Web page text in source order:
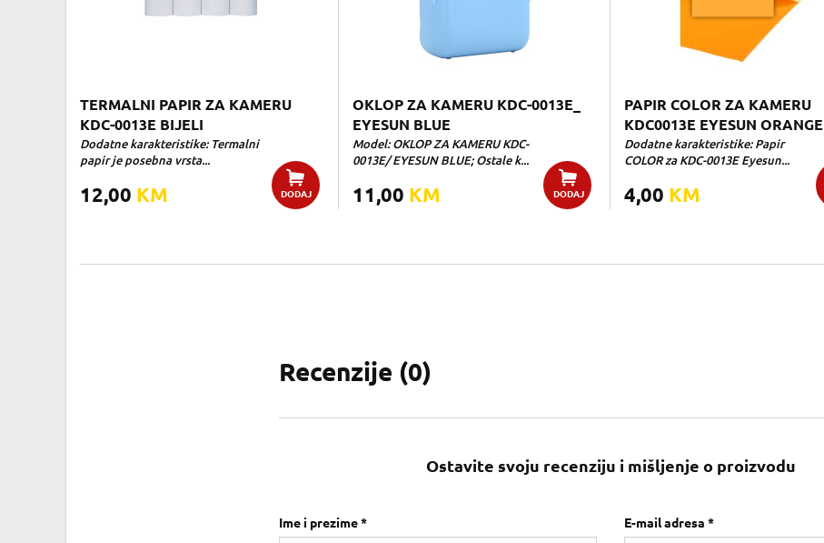
TERMALNI PAPIR ZA KAMERU
KDC-0013E BIJELI
Dodatne karakteristike: Termalni
papir je posebna vrsta...
12,00 KM DODAJ
OKLOP ZA KAMERU KDC-0013E_
EYESUN BLUE
Model: OKLOP ZA KAMERU KDC-
0013E/ EYESUN BLUE; Ostale k...
11,00 KM DODAJ
PAPIR COLOR ZA KAMERU
KDC0013E EYESUN ORANGE
Dodatne karakteristike: Papir
COLOR za KDC-0013E Eyesun...
4,00 KM
Recenzije (0)
Ostavite svoju recenziju i mišljenje o proizvodu
Ime i prezime * E-mail adresa *